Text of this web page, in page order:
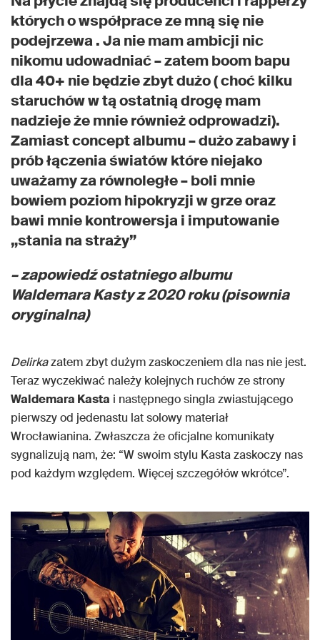
których o współprace ze mną się nie
podejrzewa . Ja nie mam ambicji nic
nikomu udowadniać – zatem boom bapu
dla 40+ nie będzie zbyt dużo ( choć kilku
staruchów w tą ostatnią drogę mam
nadzieje że mnie również odprowadzi).
Zamiast concept albumu – dużo zabawy i
prób łączenia światów które niejako
uważamy za równoległe – boli mnie
bowiem poziom hipokryzji w grze oraz
bawi mnie kontrowersja i imputowanie
„stania na straży”
– zapowiedź ostatniego albumu
Waldemara Kasty z 2020 roku (pisownia
oryginalna)
Delirkazatem zbyt dużym zaskoczeniem dla nas nie jest.
Teraz wyczekiwać należy kolejnych ruchów ze strony
Waldemara Kasta i następnego singla zwiastującego
pierwszy od jedenastu lat solowy materiał
Wrocławianina. Zwłaszcza że oficjalne komunikaty
sygnalizują nam, że: “W swoim stylu Kasta zaskoczy nas
pod każdym względem. Więcej szczegółów wkrótce”.